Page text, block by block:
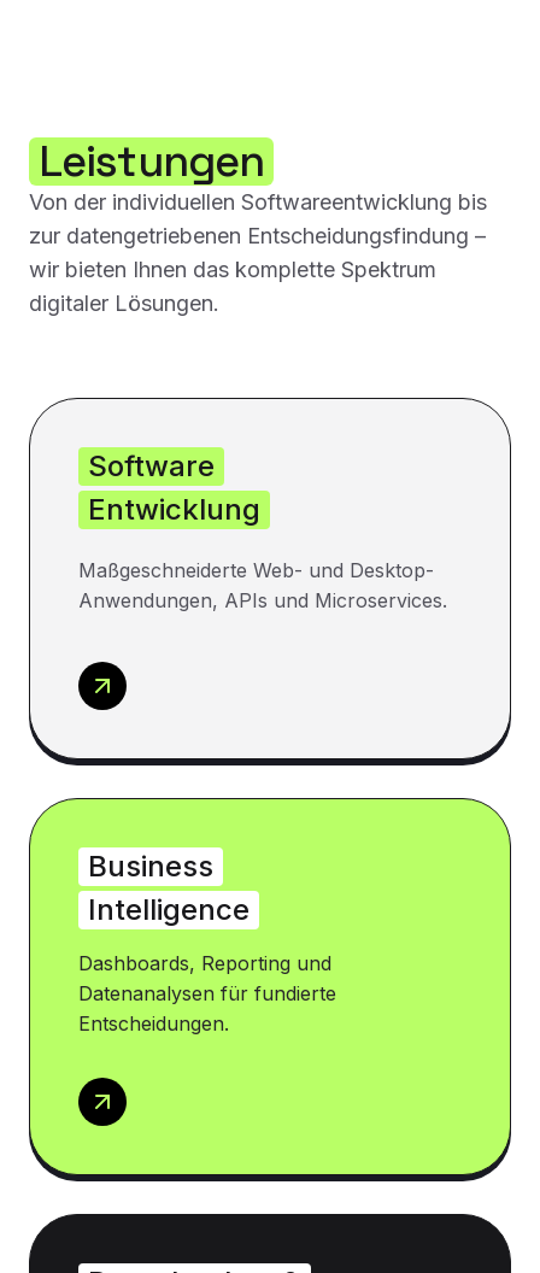
Leistungen
Von der individuellen Softwareentwicklung bis
zur datengetriebenen Entscheidungsfindung –
wir bieten Ihnen das komplette Spektrum
digitaler Lösungen.
Software
Entwicklung
Maßgeschneiderte Web- und Desktop-
Anwendungen, APIs und Microservices.
Business
Intelligence
Dashboards, Reporting und
Datenanalysen für fundierte
Entscheidungen.